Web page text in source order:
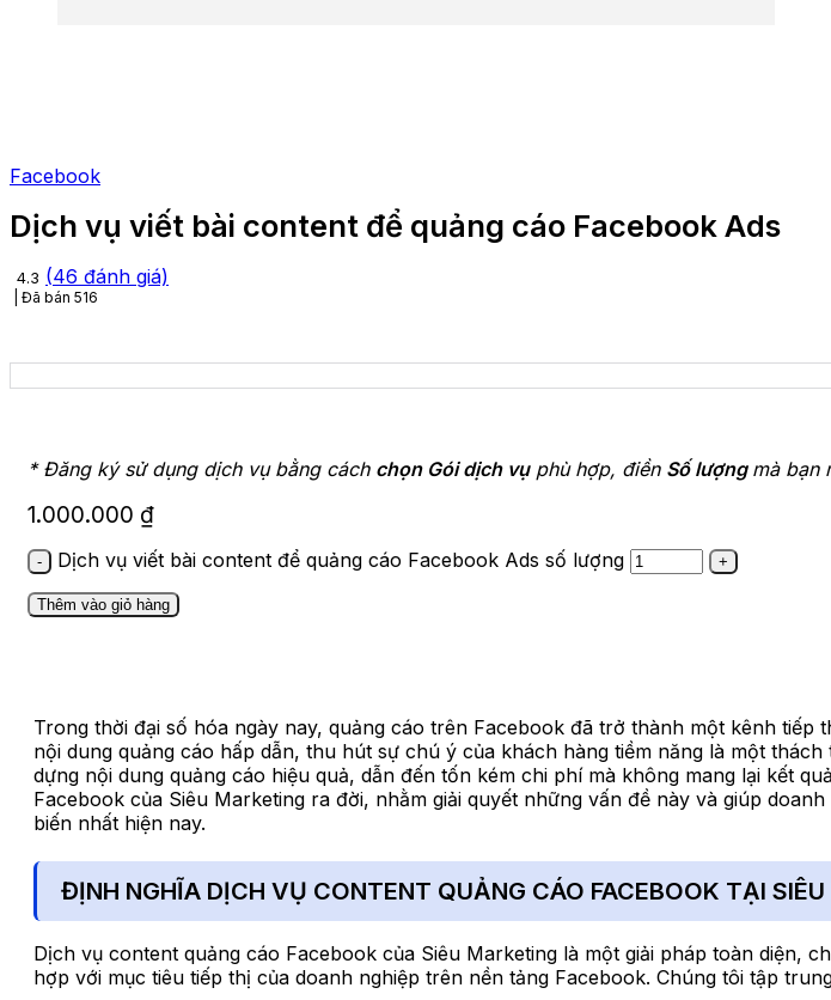
Facebook
Dịch vụ viết bài content để quảng cáo Facebook Ads
4.3 (46 đánh giá)
Đã bán 516
* Đăng ký sử dụng dịch vụ bằng cách chọn Gói dịch vụphù hợp, điền Số lượng mà bạn
1.000.000 ₫
Dịch vụ viết bài content để quảng cáo Facebook Ads số lượng
Thêm vào giỏ hàng
Trong thời đại số hóa ngày nay, quảng cáo trên Facebook đã trở thành một kênh
nội dung quảng cáo hấp dẫn, thu hút sự chú ý của khách hàng tiềm năng là một
dựng nội dung quảng cáo hiệu quả, dẫn đến tốn kém chi phí mà không mang lại kết
Facebook của Siêu Marketing ra đời, nhằm giải quyết những vấn đề này và giúp
biến nhất hiện nay.
ĐỊNH NGHĨA DỊCH VỤ CONTENT QUẢNG CÁO FACEBOOK TẠI
Dịch vụ content quảng cáo Facebook của Siêu Marketing là một giải pháp toàn diện,
hợp với mục tiêu tiếp thị của doanh nghiệp trên nền tảng Facebook. Chúng tôi tập